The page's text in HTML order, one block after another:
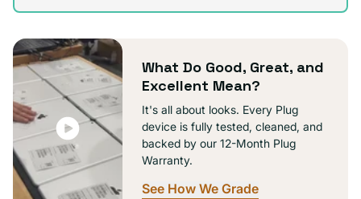
disponible
What Do Good, Great, and
Excellent Mean?
It's all about looks. Every Plug
device is fully tested, cleaned, and
backed by our 12-Month Plug
Warranty.
See How We Grade